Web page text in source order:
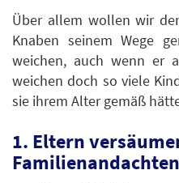
Über allem wollen wir
Knaben seinem Wege
weichen, auch wenn er
weichen doch so viele
sie ihrem Alter gemäß
1. Eltern